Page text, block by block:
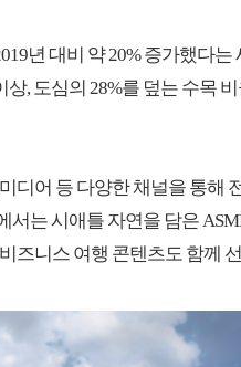
년 대비 약 20% 증가했다는
상, 도심의 28%를 덮는 수목
디어 등 다양한 채널을 통해
서는 시애틀 자연을 담은
즈니스 여행 콘텐츠도 함께